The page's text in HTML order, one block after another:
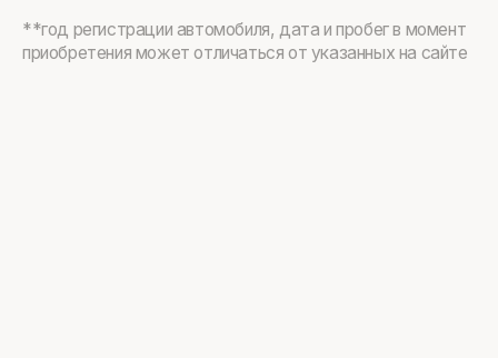
**год регистрации автомобиля, дата и пробег в момент
приобретения может отличаться от указанных на сайте